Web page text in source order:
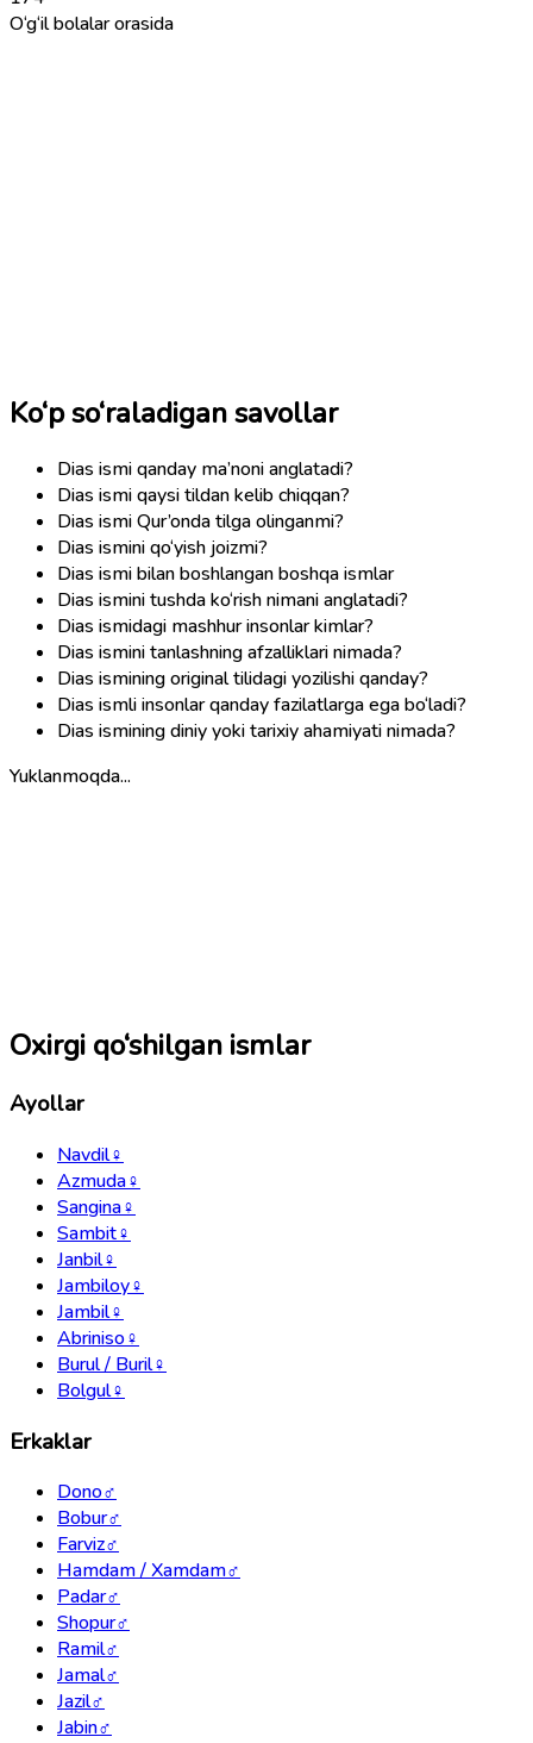
O‘g‘il bolalar orasida
Ko‘p so‘raladigan savollar
Dias ismi qanday ma’noni anglatadi?
Dias ismi qaysi tildan kelib chiqqan?
Dias ismi Qur’onda tilga olinganmi?
Dias ismini qo‘yish joizmi?
Dias ismi bilan boshlangan boshqa ismlar
Dias ismini tushda ko‘rish nimani anglatadi?
Dias ismidagi mashhur insonlar kimlar?
Dias ismini tanlashning afzalliklari nimada?
Dias ismining original tilidagi yozilishi qanday?
Dias ismli insonlar qanday fazilatlarga ega bo‘ladi?
Dias ismining diniy yoki tarixiy ahamiyati nimada?
Yuklanmoqda...
Oxirgi qo‘shilgan ismlar
Ayollar
Navdil♀
Azmuda♀
Sangina♀
Sambit♀
Janbil♀
Jambiloy♀
Jambil♀
Abriniso♀
Burul / Buril♀
Bolgul♀
Erkaklar
Dono♂
Bobur♂
Farviz♂
Hamdam / Xamdam♂
Padar♂
Shopur♂
Ramil♂
Jamal♂
Jazil♂
Jabin♂